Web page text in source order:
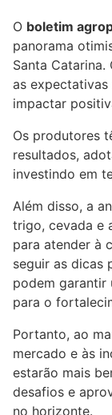
O boletim
panorama
Santa
as
impactar
Os produtores
resultados,
investindo em
Além disso, a
trigo, cevada e
para atender à
seguir as dicas
podem
para o
Portanto, ao
mercado e às
estarão mais
desafios e
no horizonte.